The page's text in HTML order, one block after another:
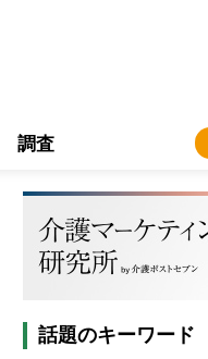
調査
話題のキーワード